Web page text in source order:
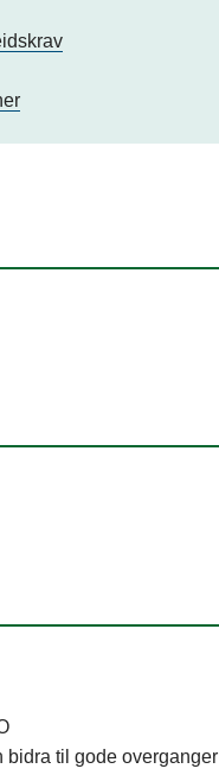
bidra til gode overganger